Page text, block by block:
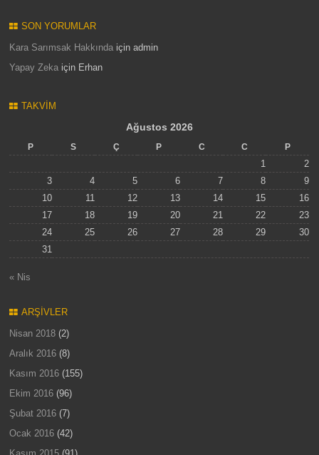
SON YORUMLAR
Kara Sarımsak Hakkında içinadmin
Yapay Zeka için Erhan
TAKVIM
Ağustos 2026
P S Ç P C C P
1
2
3
4 5 6 7 8
9
10
11 12 13 14 15
16
17
18 19 20 21 22
23
24
25 26 27 28 29
30
31
« Nis
ARŞIVLER
Nisan 2018 (2)
Aralık 2016 (8)
Kasım 2016 (155)
Ekim 2016 (96)
Şubat 2016 (7)
Ocak 2016 (42)